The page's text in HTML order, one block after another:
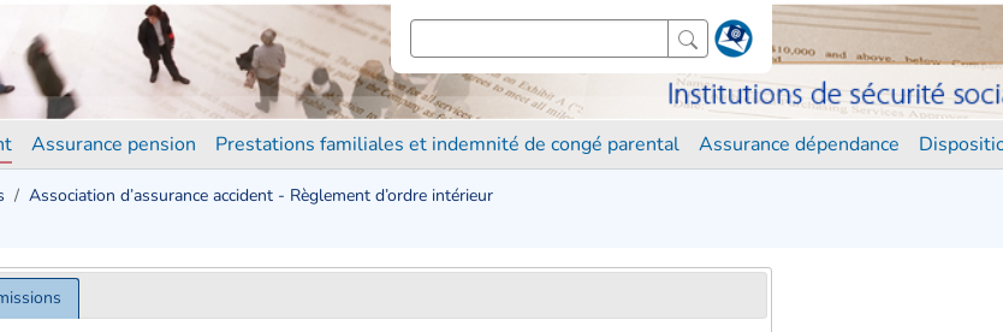
Assurance pension Prestations familiales et indemnité de congé parental Assurance dépendance
Association d’assurance accident - Règlement d’ordre intérieur